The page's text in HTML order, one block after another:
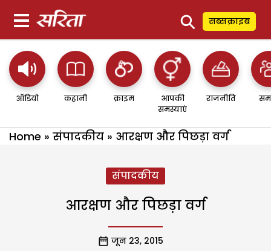
⚲ सब्सक्राइब
ऑडियो कहानी क्राइम
आपकी
समस्याएं
राजनीति
Home » संपादकीय » आरक्षण और पिछड़ा वर्ग
संपादकीय
आरक्षण और पिछड़ा वर्ग
जून 23, 2015